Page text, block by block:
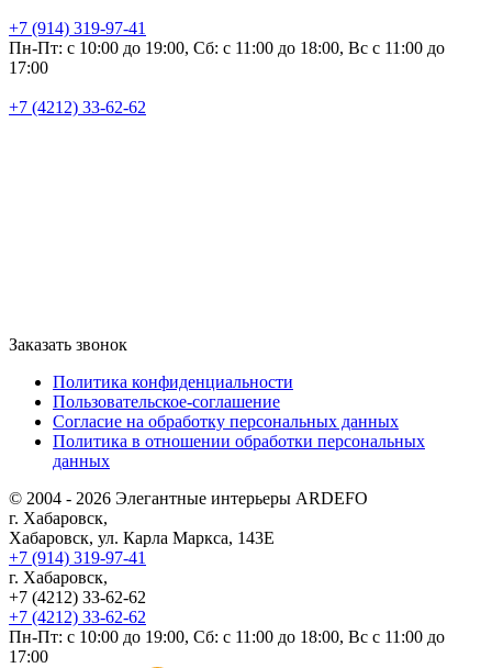
+7 (914) 319-97-41
Пн-Пт: с 10:00 до 19:00, Сб: с 11:00 до 18:00, Вс с 11:00 до
17:00
+7 (4212) 33-62-62
Заказать звонок
Политика конфиденциальности
Пользовательское-соглашение
Согласие на обработку персональных данных
Политика в отношении обработки персональных
данных
© 2004 - 2026 Элегантные интерьеры ARDEFO
г. Хабаровск,
Хабаровск, ул. Карла Маркса, 143Е
+7 (914) 319-97-41
г. Хабаровск,
+7 (4212) 33-62-62
+7 (4212) 33-62-62
Пн-Пт: с 10:00 до 19:00, Сб: с 11:00 до 18:00, Вс с 11:00 до
17:00